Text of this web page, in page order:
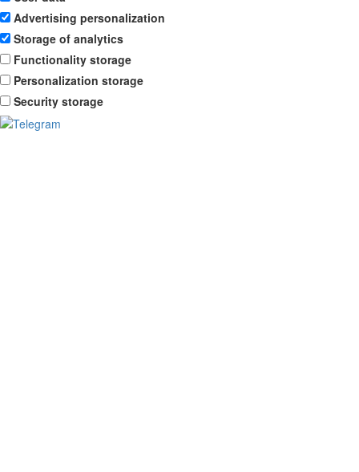
Advertising personalization
Storage of analytics
Functionality storage
Personalization storage
Security storage